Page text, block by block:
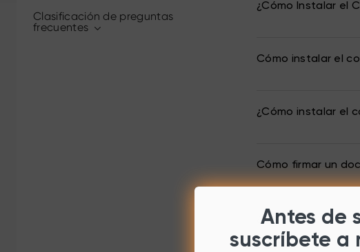
Clasificación de preguntas
frecuentes
¿Cómo Instalar el
Cómo instalar el
¿Cómo instalar el
Cómo firmar un
¿Cómo configurar
Antes de
suscríbete a